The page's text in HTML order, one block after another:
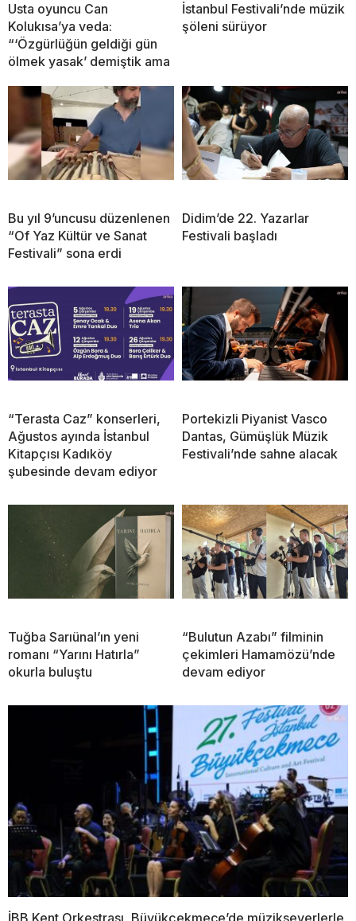
Usta oyuncu Can
Kolukısa’ya veda:
“‘Özgürlüğün geldiği gün
ölmek yasak’ demiştik ama
İstanbul Festivali’nde müzik
şöleni sürüyor
Bu yıl 9’uncusu düzenlenen
“Of Yaz Kültür ve Sanat
Festivali” sona erdi
Didim’de 22. Yazarlar
Festivali başladı
“Terasta Caz” konserleri,
Ağustos ayında İstanbul
Kitapçısı Kadıköy
şubesinde devam ediyor
Portekizli Piyanist Vasco
Dantas, Gümüşlük Müzik
Festivali’nde sahne alacak
Tuğba Sarıünal’ın yeni
romanı “Yarını Hatırla”
okurla buluştu
“Bulutun Azabı” filminin
çekimleri Hamamözü’nde
devam ediyor
İBB Kent Orkestrası, Büyükçekmece’de müzikseverlerle